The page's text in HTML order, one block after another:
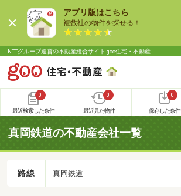
アプリ版はこちら
複数社の物件を探せる！
NTTグループ運営の不動産総合サイト goo住宅・不動産
0
最近検索した条件
0
最近見た物件
0
保存した条件
真岡鉄道の不動産会社一覧
路線 真岡鉄道